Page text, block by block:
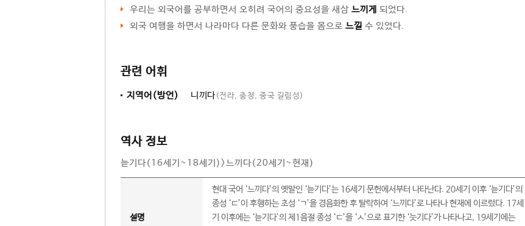
우리는 외국어를 공부하면서 오히려 국어의 중요성을 새삼 느끼게 되었다.
외국 여행을 하면서 나라마다 다른 문화와 풍습을 몸으로 느낄 수 있었다.
관련 어휘
지역어(방언) 니끼다(전라, 충청, 중국 길림성)
역사 정보
늗기다(16세기~18세기)>느끼다(20세기~현재)
설명
현대 국어 ‘느끼다’의 옛말인 ‘늗기다’는 16세기 문헌에서부터 나타난다. 20세기 이후 ‘늗기다’의
종성 ‘ㄷ’이 후행하는 초성 ‘ㄱ’을 경음화한 후 탈락하여 ‘느끼다’로 나타나 현재에 이르렀다. 17세
기 이후에는 ‘늗기다’의 제1음절 종성 ‘ㄷ’을 ‘ㅅ’으로 표기한 ‘늣기다’가 나타나고, 19세기에는